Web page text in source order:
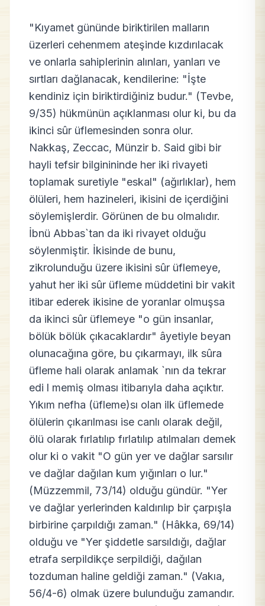
"Kıyamet gününde biriktirilen malların
üzerleri cehenmem ateşinde kızdırılacak
ve onlarla sahiplerinin alınları, yanları ve
sırtları dağlanacak, kendilerine: "İşte
kendiniz için biriktirdiğiniz budur." (Tevbe,
9/35) hükmünün açıklanması olur ki, bu da
ikinci sûr üflemesinden sonra olur.
Nakkaş, Zeccac, Münzir b. Said gibi bir
hayli tefsir bilginininde her iki rivayeti
toplamak suretiyle "eskal" (ağırlıklar), hem
ölüleri, hem hazineleri, ikisini de içerdiğini
söylemişlerdir. Görünen de bu olmalıdır.
İbnü Abbas`tan da iki rivayet olduğu
söylenmiştir. İkisinde de bunu,
zikrolunduğu üzere ikisini sûr üflemeye,
yahut her iki sûr üfleme müddetini bir vakit
itibar ederek ikisine de yoranlar olmuşsa
da ikinci sûr üflemeye "o gün insanlar,
bölük bölük çıkacaklardır" âyetiyle beyan
olunacağına göre, bu çıkarmayı, ilk sûra
üfleme hali olarak anlamak `nın da tekrar
edi l memiş olması itibarıyla daha açıktır.
Yıkım nefha (üfleme)sı olan ilk üflemede
ölülerin çıkarılması ise canlı olarak değil,
ölü olarak fırlatılıp fırlatılıp atılmaları demek
olur ki o vakit "O gün yer ve dağlar sarsılır
ve dağlar dağılan kum yığınları o lur."
(Müzzemmil, 73/14) olduğu gündür. "Yer
ve dağlar yerlerinden kaldırılıp bir çarpışla
birbirine çarpıldığı zaman." (Hâkka, 69/14)
olduğu ve "Yer şiddetle sarsıldığı, dağlar
etrafa serpildikçe serpildiği, dağılan
tozduman haline geldiği zaman." (Vakıa,
56/4-6) olmak üzere bulunduğu zamandır.